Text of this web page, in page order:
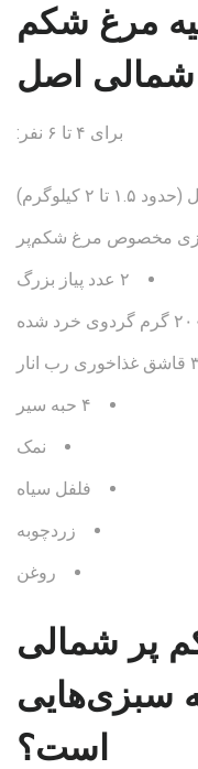
مرغ شکم
شمالی اصل
برای ۴ تا ۶ نفر:
۲ کیلوگرم)
۲ عدد پیاز بزرگ
۲۰۰ گرم گردوی خرد شده
۳ قاشق غذاخوری رب انار
۴ حبه سیر
نمک
فلفل سیاه
زردچوبه
روغن
پر شمالی
سبزی‌هایی
است؟